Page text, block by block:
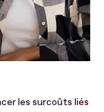
les surcoûts liés